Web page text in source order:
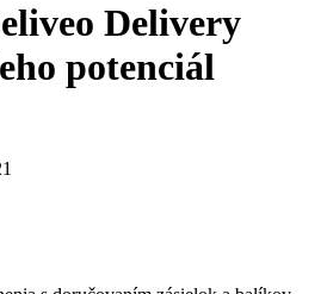
Delivery
potenciál